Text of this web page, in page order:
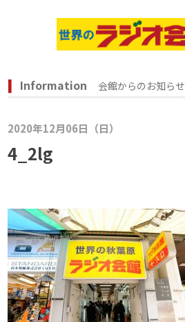
Information 会館からのお知らせ
2020年12月06日（日）
4_2lg